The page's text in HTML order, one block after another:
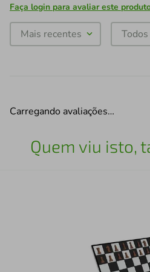
Faça login para avaliar este
Mais recentes Todos
Carregando avaliações…
Quem viu isto,